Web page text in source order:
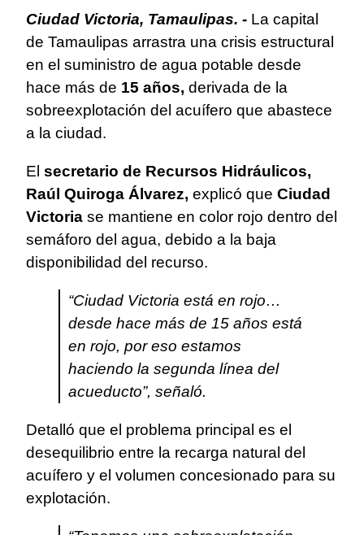
Ciudad Victoria, Tamaulipas. - La capital
de Tamaulipas arrastra una crisis estructural
en el suministro de agua potable desde
hace más de 15 años, derivada de la
sobreexplotación del acuífero que abastece
a la ciudad.
El secretario de Recursos Hidráulicos,
Raúl Quiroga Álvarez, explicó que Ciudad
Victoria se mantiene en color rojo dentro del
semáforo del agua, debido a la baja
disponibilidad del recurso.
“Ciudad Victoria está en rojo…
desde hace más de 15 años está
en rojo, por eso estamos
haciendo la segunda línea del
acueducto”, señaló.
Detalló que el problema principal es el
desequilibrio entre la recarga natural del
acuífero y el volumen concesionado para su
explotación.